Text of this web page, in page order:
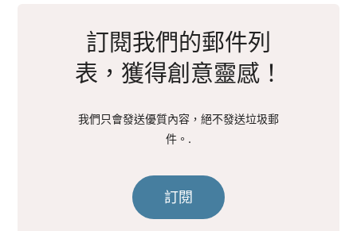
訂閱我們的郵件列
表，獲得創意靈感！
我們只會發送優質內容，絕不發送垃圾郵
件。.
訂閱